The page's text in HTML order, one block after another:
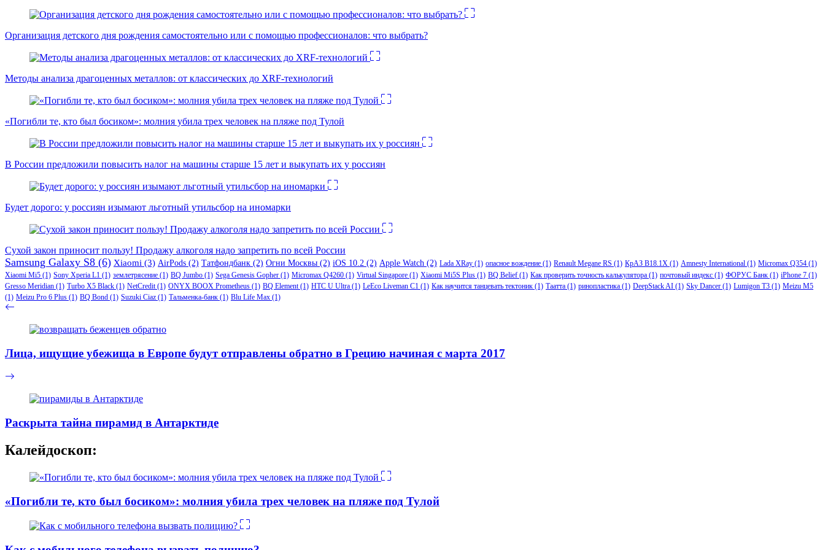
Организация детского дня рождения самостоятельно или с помощью профессионалов: что выбрать?
Методы анализа драгоценных металлов: от классических до XRF-технологий
«Погибли те, кто был босиком»: молния убила трех человек на пляже под Тулой
В России предложили повысить налог на машины старше 15 лет и выкупать их у россиян
Будет дорого: у россиян изымают льготный утильсбор на иномарки
Сухой закон приносит пользу! Продажу алкоголя надо запретить по всей России
Samsung Galaxy S8 (6) Xiaomi (3) AirPods (2) Татфондбанк (2) Огни Москвы (2) iOS 10.2 (2) Apple Watch (2) Lada XRay (1) опасное вождение (1) Renault Megane RS (1) КрАЗ В18.1Х (1) Amnesty International (1) Micromax Q354 (1)
Xiaomi Mi5 (1) Sony Xperia L1 (1) землетрясение (1) BQ Jumbo (1) Sega Genesis Gopher (1) Micromax Q4260 (1) Virtual Singapore (1) Xiaomi Mi5S Plus (1) BQ Belief (1) Как проверить точность калькулятора (1) почтовый индекс (1) ФОРУС Банк (1) iPhone 7 (1)
Gresso Meridian (1) Turbo X5 Black (1) NetCredit(1) ONYX BOOX Prometheus (1) BQ Element(1) HTC U Ultra (1) LeEco Liveman C1 (1) Как научится танцевать тектоник (1) Таатта (1) ринопластика (1) DeepStack AI (1) Sky Dancer (1) Lumigon T3 (1) Meizu M5
(1) Meizu Pro 6 Plus (1) BQ Bond (1) Suzuki Ciaz (1) Тальменка-банк (1) Blu Life Max (1)
Лица, ищущие убежища в Европе будут отправлены обратно в Грецию начиная с марта 2017
Раскрыта тайна пирамид в Антарктиде
Калейдоскоп:
«Погибли те, кто был босиком»: молния убила трех человек на пляже под Тулой